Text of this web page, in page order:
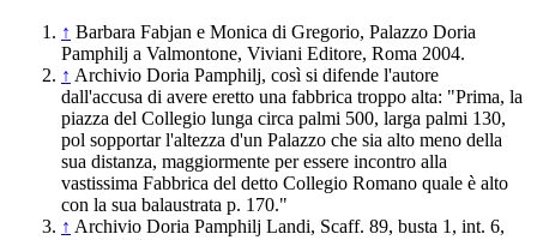
↑ Barbara Fabjan e Monica di Gregorio, Palazzo Doria
Pamphilj a Valmontone, Viviani Editore, Roma 2004.
↑ Archivio Doria Pamphilj, così si difende l'autore
dall'accusa di avere eretto una fabbrica troppo alta: "Prima, la
piazza del Collegio lunga circa palmi 500, larga palmi 130,
pol sopportar l'altezza d'un Palazzo che sia alto meno della
sua distanza, maggiormente per essere incontro alla
vastissima Fabbrica del detto Collegio Romano quale è alto
con la sua balaustrata p. 170."
↑ Archivio Doria Pamphilj Landi, Scaff. 89, busta 1, int. 6,